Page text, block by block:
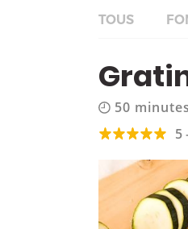
TOUS
50 minutes
5